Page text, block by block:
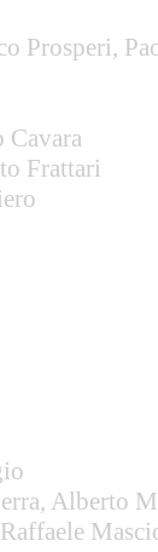
Prosperi,
Cavara
Frattari
Alberto